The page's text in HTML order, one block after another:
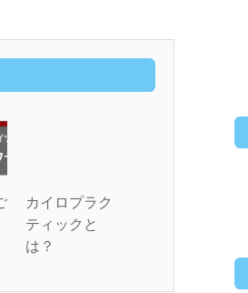
カイロプラク
ティックと
は？